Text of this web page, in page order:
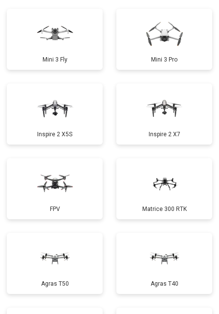
Mini 3 Fly Mini 3 Pro
Inspire 2 X5S Inspire 2 X7
FPV Matrice 300 RTK
Agras T50 Agras T40